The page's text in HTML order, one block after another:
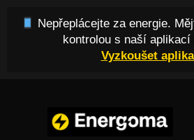
Nepřeplácejte za energie.
kontrolou s naší aplikací
Vyzkoušet